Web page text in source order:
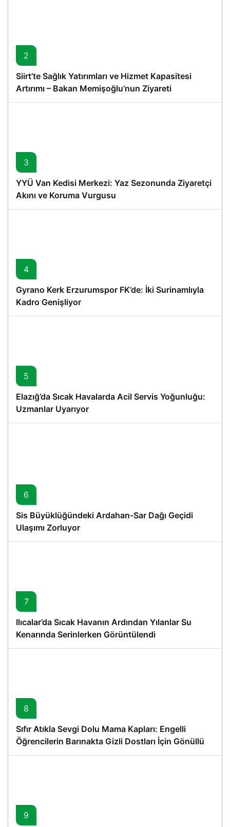
2
Siirt’te Sağlık Yatırımları ve Hizmet Kapasitesi
Artırımı – Bakan Memişoğlu’nun Ziyareti
3
YYÜ Van Kedisi Merkezi: Yaz Sezonunda Ziyaretçi
Akını ve Koruma Vurgusu
4
Gyrano Kerk Erzurumspor FK’de: İki Surinamlıyla
Kadro Genişliyor
5
Elazığ’da Sıcak Havalarda Acil Servis Yoğunluğu:
Uzmanlar Uyarıyor
6
Sis Büyüklüğündeki Ardahan-Sar Dağı Geçidi
Ulaşımı Zorluyor
7
Ilıcalar’da Sıcak Havanın Ardından Yılanlar Su
Kenarında Serinlerken Görüntülendi
8
Sıfır Atıkla Sevgi Dolu Mama Kapları: Engelli
Öğrencilerin Barınakta Gizli Dostları İçin Gönüllü
Proje
9